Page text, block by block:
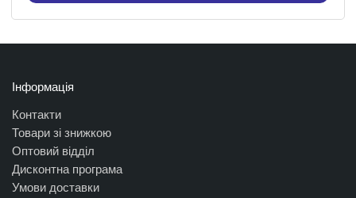
Інформація
Контакти
Товари зі знижкою
Оптовий відділ
Дисконтна програма
Умови доставки